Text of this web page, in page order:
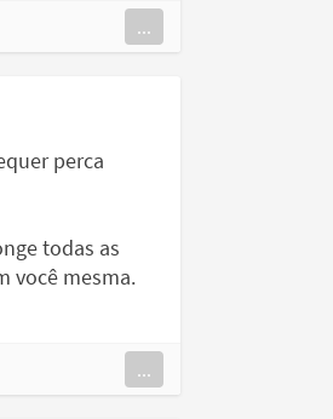
...
perca
todas as
você mesma.
...